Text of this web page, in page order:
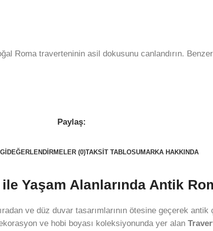
Roma traverteninin asil dokusunu canlandırın.
Paylaş:
DEĞERLENDIRMELER (0)TAKSIT TABLOSUMARKA HAKKINDA
Yaşam Alanlarında Antik
ve düz duvar tasarımlarının ötesine geçerek
ve hobi boyası koleksiyonunda yer alan